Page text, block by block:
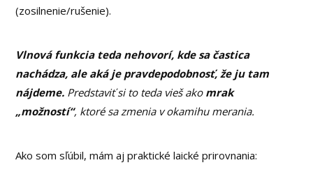
(zosilnenie/rušenie).
Vlnová funkcia teda nehovorí, kde sa častica
nachádza, ale aká je pravdepodobnosť, že ju tam
nájdeme. Predstaviť si to teda vieš ako mrak
„možností“, ktoré sa zmenia v okamihu merania.
Ako som sľúbil, mám aj praktické laické prirovnania: